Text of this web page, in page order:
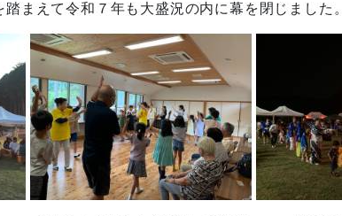
まえて令和７年も大盛況の内に幕を閉じました。